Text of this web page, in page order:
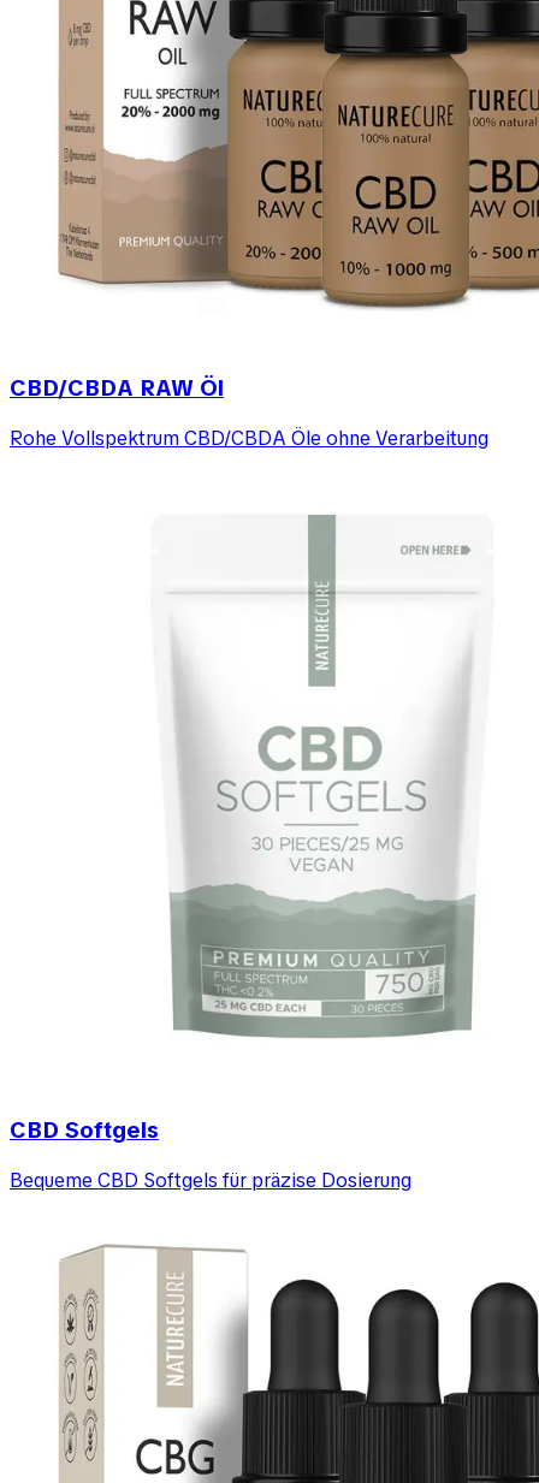
CBD/CBDA RAW Öl
Rohe Vollspektrum CBD/CBDA Öle ohne Verarbeitung
CBD Softgels
Bequeme CBD Softgels für präzise Dosierung